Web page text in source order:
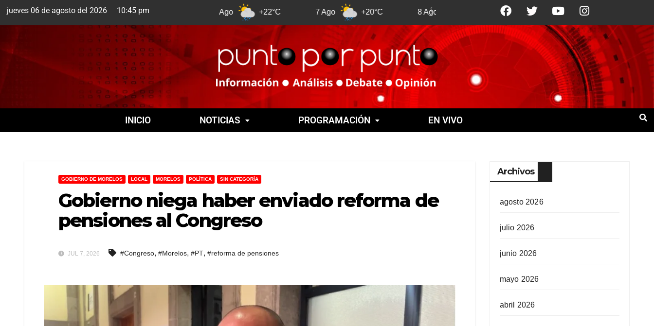
jueves 06 de agosto del 2026 10:45 pm
Cuernavaca +22°C 7 Ago +20°C 8 Ago +21°C 9 Ago +22°C 10 Ago
INICIO NOTICIAS PROGRAMACIÓN EN VIVO
GOBIERNO DE MORELOS LOCAL MORELOS POLÍTICA SIN CATEGORÍA
Gobierno niega haber enviado reforma de
pensiones al Congreso
JUL 7, 2026 #Congreso, #Morelos, #PT, #reforma de pensiones
Archivos
agosto 2026
julio 2026
junio 2026
mayo 2026
abril 2026